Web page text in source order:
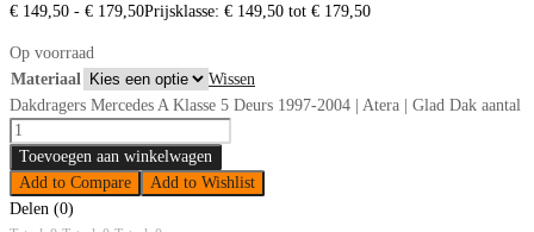
€ 149,50 - € 179,50Prijsklasse: € 149,50 tot € 179,50
Op voorraad
Materiaal
Wissen
Dakdragers Mercedes A Klasse 5 Deurs 1997-2004 | Atera | Glad Dak aantal
Toevoegen aan winkelwagen
Add to Compare
Add to Wishlist
Delen (0)